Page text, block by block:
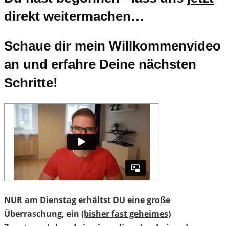
direkt weitermachen…
Schaue dir mein Willkommenvideo
an und erfahre Deine nächsten
Schritte!
NUR am Dienstagerhältst DU eine große
Überraschung, ein (bisher fast geheimes)